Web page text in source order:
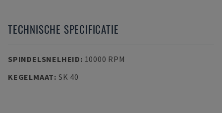
TECHNISCHE SPECIFICATIE
SPINDELSNELHEID: 10000 RPM
KEGELMAAT: SK 40